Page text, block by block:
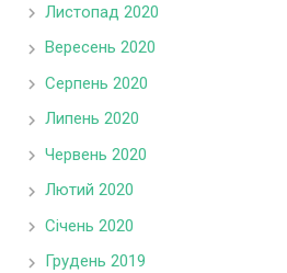
Листопад 2020
Вересень 2020
Серпень 2020
Липень 2020
Червень 2020
Лютий 2020
Січень 2020
Грудень 2019